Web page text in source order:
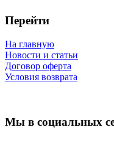
Перейти
На главную
Новости и статьи
Договор оферта
Условия возврата
Мы в социальных